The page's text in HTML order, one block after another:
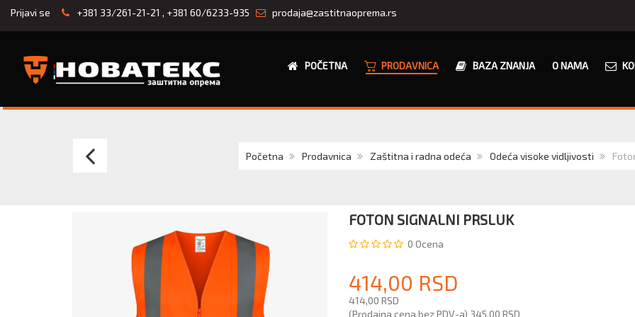
Prijavi se +381 33/261-21-21 , +381 60/6233-935 prodaja@zastitnaoprema.rs
POČETNA PRODAVNICA BAZA ZNANJA O NAMA
Početna Prodavnica Zaštitna i radna odeća Odeća visoke vidljivosti
FLUO
FOTON SIGNALNI PRSLUK
0 Ocena
414,00 RSD
414,00 RSD
(Prodajna cena bez PDV-a) 345,00 RSD